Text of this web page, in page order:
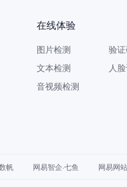
在线体验
图片检测
文本检测
音视频检测
验
人
帆 网易智企·七鱼 网易网